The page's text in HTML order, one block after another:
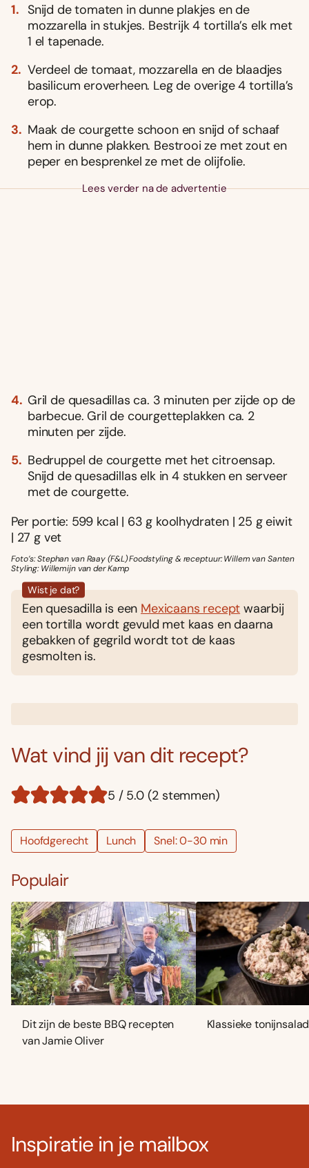
Snijd de tomaten in dunne plakjes en de
mozzarella in stukjes. Bestrijk 4 tortilla’s elk met
1 el tapenade.
Verdeel de tomaat, mozzarella en de blaadjes
basilicum eroverheen. Leg de overige 4 tortilla’s
erop.
Maak de courgette schoon en snijd of schaaf
hem in dunne plakken. Bestrooi ze met zout en
peper en besprenkel ze met de olijfolie.
Lees verder na de advertentie
Gril de quesadillas ca. 3 minuten per zijde op de
barbecue. Gril de courgetteplakken ca. 2
minuten per zijde.
Bedruppel de courgette met het citroensap.
Snijd de quesadillas elk in 4 stukken en serveer
met de courgette.
Per portie: 599 kcal | 63 g koolhydraten | 25 g eiwit
| 27 g vet
Foto’s: Stephan van Raay (F&L) Foodstyling & receptuur: Willem van Santen
Styling: Willemijn van der Kamp
Wist je dat?
Een quesadilla is een Mexicaans recept waarbij
een tortilla wordt gevuld met kaas en daarna
gebakken of gegrild wordt tot de kaas
gesmolten is.
Wat vind jij van dit recept?
5 / 5.0 (2 stemmen)
Hoofdgerecht Lunch Snel: 0-30 min
Populair
Dit zijn de beste BBQ recepten
van Jamie Oliver
Klassieke
Inspiratie in je mailbox